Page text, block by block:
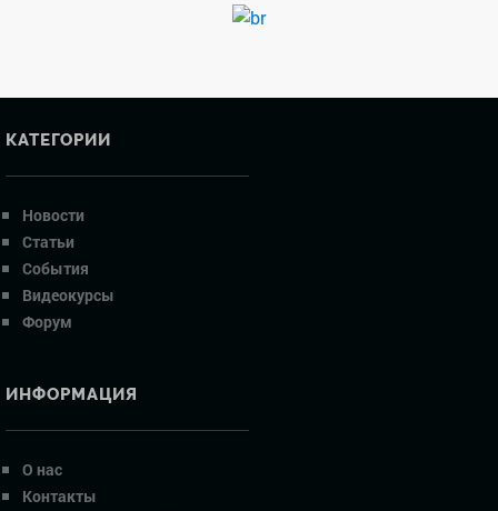
КАТЕГОРИИ
Новости
Статьи
События
Видеокурсы
Форум
ИНФОРМАЦИЯ
О нас
Контакты